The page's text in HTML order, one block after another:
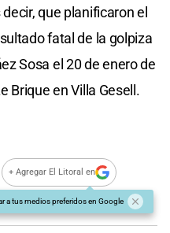
que planificaron el
fatal de la golpiza
Sosa el 20 de enero de
Brique en Villa Gesell.
+ Agregar El Litoral en
a tus medios preferidos en Google